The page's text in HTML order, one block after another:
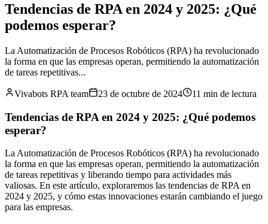
Tendencias de RPA en 2024 y 2025: ¿Qué
podemos esperar?
La Automatización de Procesos Robóticos (RPA) ha revolucionado
la forma en que las empresas operan, permitiendo la automatización
de tareas repetitivas...
Vivabots RPA team 23 de octubre de 2024 11 min de lectura
Tendencias de RPA en 2024 y 2025: ¿Qué podemos
esperar?
La Automatización de Procesos Robóticos (RPA) ha revolucionado
la forma en que las empresas operan, permitiendo la automatización
de tareas repetitivas y liberando tiempo para actividades más
valiosas. En este artículo, exploraremos las tendencias de RPA en
2024 y 2025, y cómo estas innovaciones estarán cambiando el juego
para las empresas.